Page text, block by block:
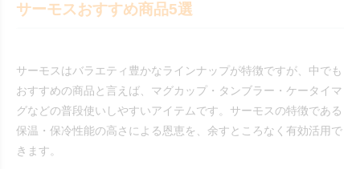
サーモスおすすめ商品5選
サーモスはバラエティ豊かなラインナップが特徴ですが、中でも
おすすめの商品と言えば、マグカップ・タンブラー・ケータイマ
グなどの普段使いしやすいアイテムです。サーモスの特徴である
保温・保冷性能の高さによる恩恵を、余すところなく有効活用で
きます。